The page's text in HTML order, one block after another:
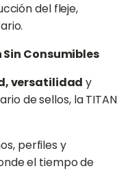
del fleje,
Sin Consumibles
versatilidad y
de sellos, la TITAN
perfiles y
el tiempo de